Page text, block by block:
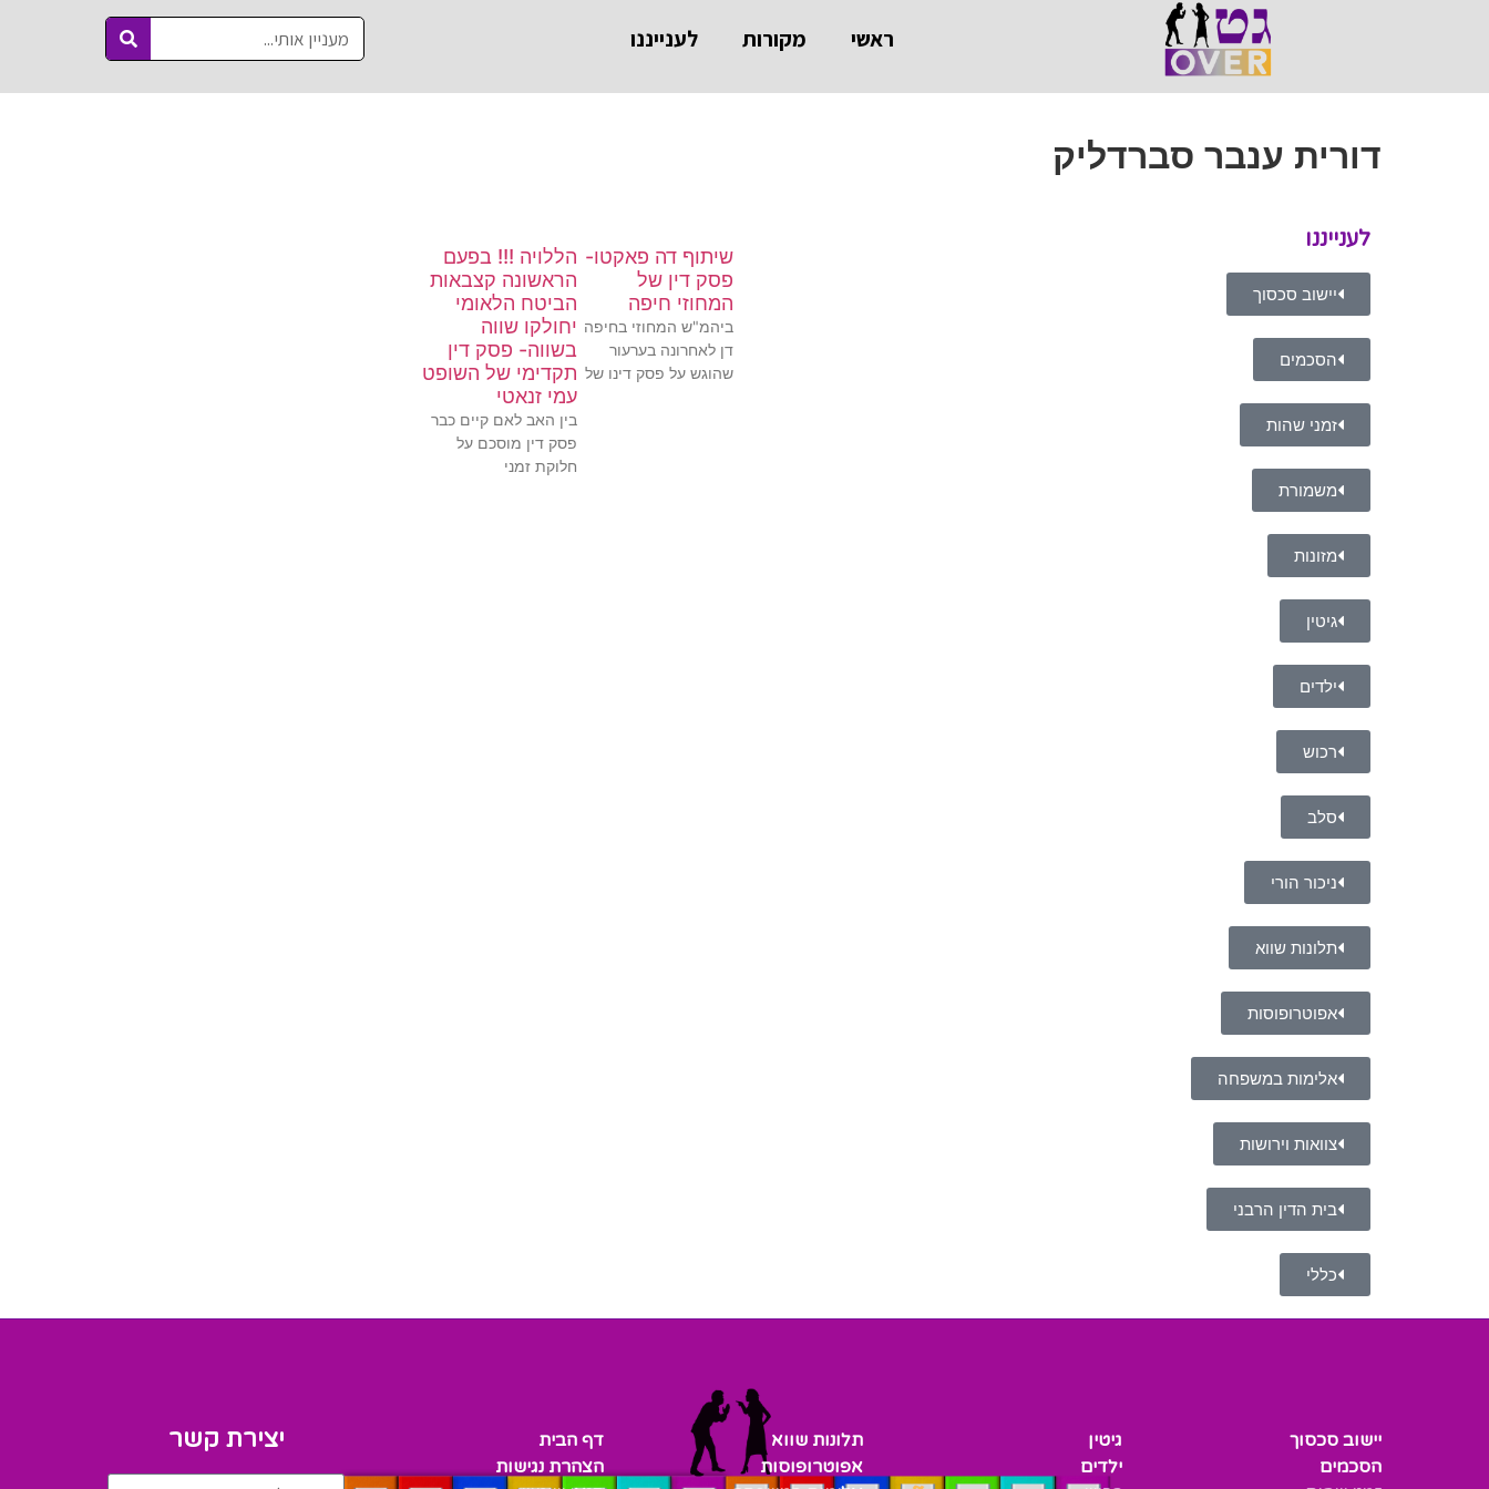
ראשי מקורות לענייננו
דורית ענבר סברדליק
לענייננו
יישוב סכסוך
הסכמים
זמני שהות
משמורת
מזונות
גיטין
ילדים
רכוש
סלב
ניכור הורי
תלונות שווא
אפוטרופוסות
אלימות במשפחה
צוואות וירושות
בית הדין הרבני
כללי
שיתוף דה פאקטו-
פסק דין של
המחוזי חיפה
ביהמ"ש המחוזי בחיפה
דן לאחרונה בערעור
שהוגש על פסק דינו של
הללויה !!! בפעם
הראשונה קצבאות
הביטח הלאומי
יחולקו שווה
בשווה- פסק דין
תקדימי של השופט
עמי זנאטי
בין האב לאם קיים כבר
פסק דין מוסכם על
חלוקת זמני
יישוב סכסוך
הסכמים
גיטין
ילדים
תלונות שווא
אפוטרופוסות
דף הבית
הצהרת נגישות
יצירת קשר